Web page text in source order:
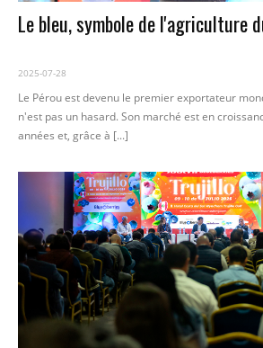
Le bleu, symbole de l'agriculture
2025-07-28
Le Pérou est devenu le premier exportateur
n'est pas un hasard. Son marché est en
années et, grâce à [...]